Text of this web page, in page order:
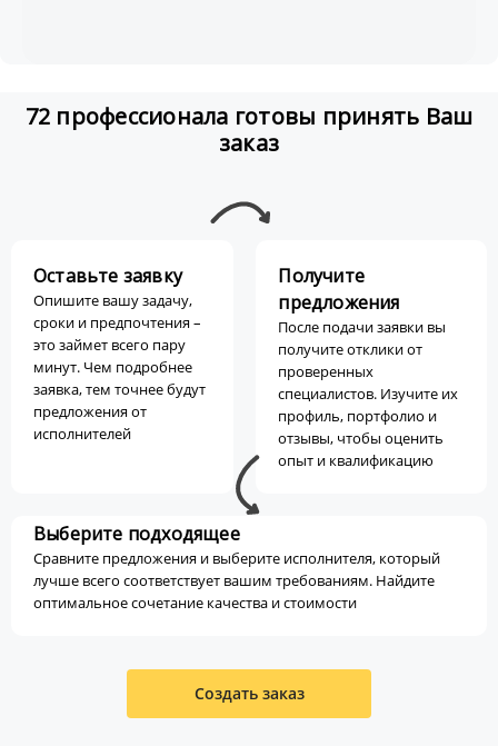
72 профессионала готовы принять Ваш
заказ
Оставьте заявку
Опишите вашу задачу,
сроки и предпочтения –
это займет всего пару
минут. Чем подробнее
заявка, тем точнее будут
предложения от
исполнителей
Получите
предложения
После подачи заявки вы
получите отклики от
проверенных
специалистов. Изучите их
профиль, портфолио и
отзывы, чтобы оценить
опыт и квалификацию
Выберите подходящее
Сравните предложения и выберите исполнителя, который
лучше всего соответствует вашим требованиям. Найдите
оптимальное сочетание качества и стоимости
Создать заказ